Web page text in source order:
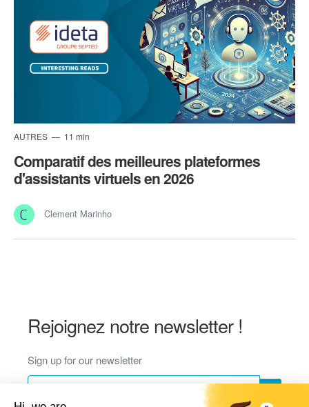
AUTRES 11 min
Comparatif des meilleures plateformes
d'assistants virtuels en 2026
Clement Marinho
Rejoignez notre newsletter !
Sign up for our newsletter